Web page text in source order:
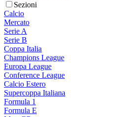
Sezioni
Calcio
Mercato
Serie A
Serie B
Coppa Italia
Champions League
Europa League
Conference League
Calcio Estero
Supercoppa Italiana
Formula 1
Formula E